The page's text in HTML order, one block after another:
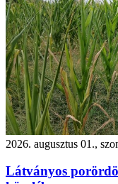
2026. augusztus 01.,
Látványos